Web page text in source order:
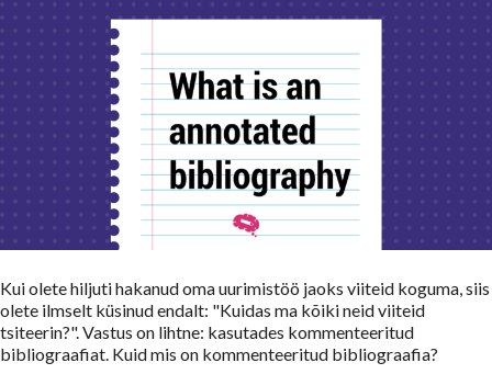
Kui olete hiljuti hakanud oma uurimistöö jaoks viiteid koguma, siis
olete ilmselt küsinud endalt: "Kuidas ma kõiki neid viiteid
tsiteerin?". Vastus on lihtne: kasutades kommenteeritud
bibliograafiat. Kuid mis on kommenteeritud bibliograafia?